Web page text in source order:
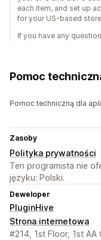
each item, and set up
for your US-based
If you have any
Pomoc
Pomoc techniczną dla
Zasoby
Polityka prywatności
Ten programista nie
języku: Polski.
Deweloper
PluginHive
Strona internetowa
#214, 1st Floor, 1st AA